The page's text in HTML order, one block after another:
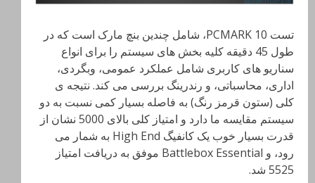
تست PCMARK 10، شامل چندین بنچ مارک است که در
طول 45 دقیقه کلیه بخش های سیستم را برای انواع
سناریو های کاربری شامل عملکرد عمومی، وبگردی،
اداری، محاسباتی، و رندرینگ بررسی می کند. نتیجه ی
کلی (ستون قرمز رنگ) به فاصله بسیار کمی نسبت به دو
سیستم مقایسه ما دارد و امتیاز کلی بالای 5000 نشان از
قدرت بسیار خوب یک کانفیگ High End به شمار می
رود، و Battlebox Essential موفق به دریافت امتیاز
5525 شد.